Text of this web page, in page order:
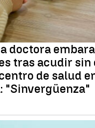
doctora
tras acudir sin
de salud
"Sinvergüenza"